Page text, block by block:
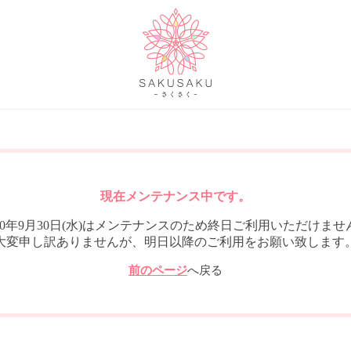
現在メンテナンス中です。
年9月30日(水)はメンテナンスのため終日ご利用いただけませ
変申し訳ありませんが、明日以降のご利用をお願い致します
前のページへ戻る